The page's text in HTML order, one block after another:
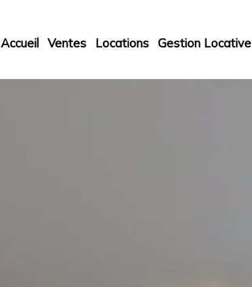
Accueil Ventes Locations Gestion Locative